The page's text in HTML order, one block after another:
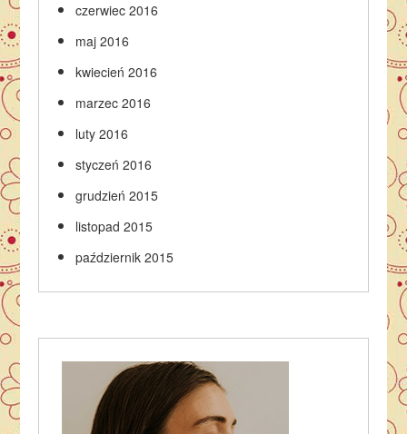
czerwiec 2016
maj 2016
kwiecień 2016
marzec 2016
luty 2016
styczeń 2016
grudzień 2015
listopad 2015
październik 2015